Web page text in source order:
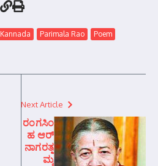
Kannada Parimala Rao Poem
Next Article
ರಂಗಸಿಂ
ಹ ಆರ್
ನಾಗರತ್ನ
ಮ್ಮ